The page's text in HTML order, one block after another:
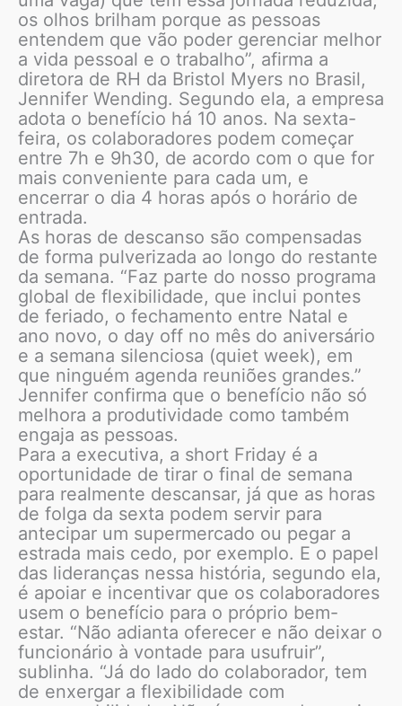
os olhos brilham porque as pessoas
entendem que vão poder gerenciar melhor
a vida pessoal e o trabalho”, afirma a
diretora de RH da Bristol Myers no Brasil,
Jennifer Wending. Segundo ela, a empresa
adota o benefício há 10 anos. Na sexta-
feira, os colaboradores podem começar
entre 7h e 9h30, de acordo com o que for
mais conveniente para cada um, e
encerrar o dia 4 horas após o horário de
entrada.
As horas de descanso são compensadas
de forma pulverizada ao longo do restante
da semana. “Faz parte do nosso programa
global de flexibilidade, que inclui pontes
de feriado, o fechamento entre Natal e
ano novo, o day off no mês do aniversário
e a semana silenciosa (quiet week), em
que ninguém agenda reuniões grandes.”
Jennifer confirma que o benefício não só
melhora a produtividade como também
engaja as pessoas.
Para a executiva, a short Friday é a
oportunidade de tirar o final de semana
para realmente descansar, já que as horas
de folga da sexta podem servir para
antecipar um supermercado ou pegar a
estrada mais cedo, por exemplo. E o papel
das lideranças nessa história, segundo ela,
é apoiar e incentivar que os colaboradores
usem o benefício para o próprio bem-
estar. “Não adianta oferecer e não deixar o
funcionário à vontade para usufruir”,
sublinha. “Já do lado do colaborador, tem
de enxergar a flexibilidade com